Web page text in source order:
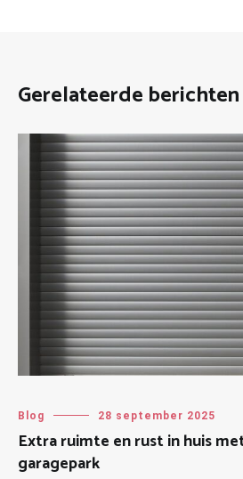
Gerelateerde berichten
Blog 28 september 2025
Extra ruimte en rust in huis
garagepark